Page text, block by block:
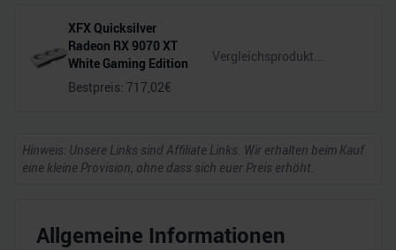
XFX Quicksilver
Radeon RX 9070 XT
White Gaming Edition
Bestpreis: 717,02€
Hinweis: Unsere Links sind Affiliate Links. Wir erhalten beim Kauf
eine kleine Provision, ohne dass sich euer Preis erhöht.
Allgemeine Informationen